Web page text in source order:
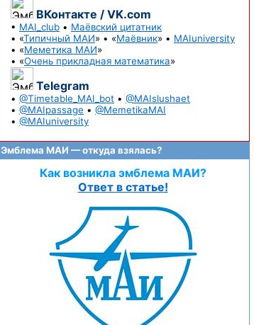
ВКонтакте / VK.com
• MAI_club • Маёвский цитатник
• «Типичный МАИ» • «Маёвник» • MAIuniversity
• «Меметика МАИ»
• «Очень прикладная математика»
Telegram
• @Timetable_MAI_bot • @MAIslushaet
• @MAIpassage • @MemetikaMAI
• @MAIuniversity
Эмблема МАИ — откуда взялась?
Как возникла эмблема МАИ?
Ответ в статье!